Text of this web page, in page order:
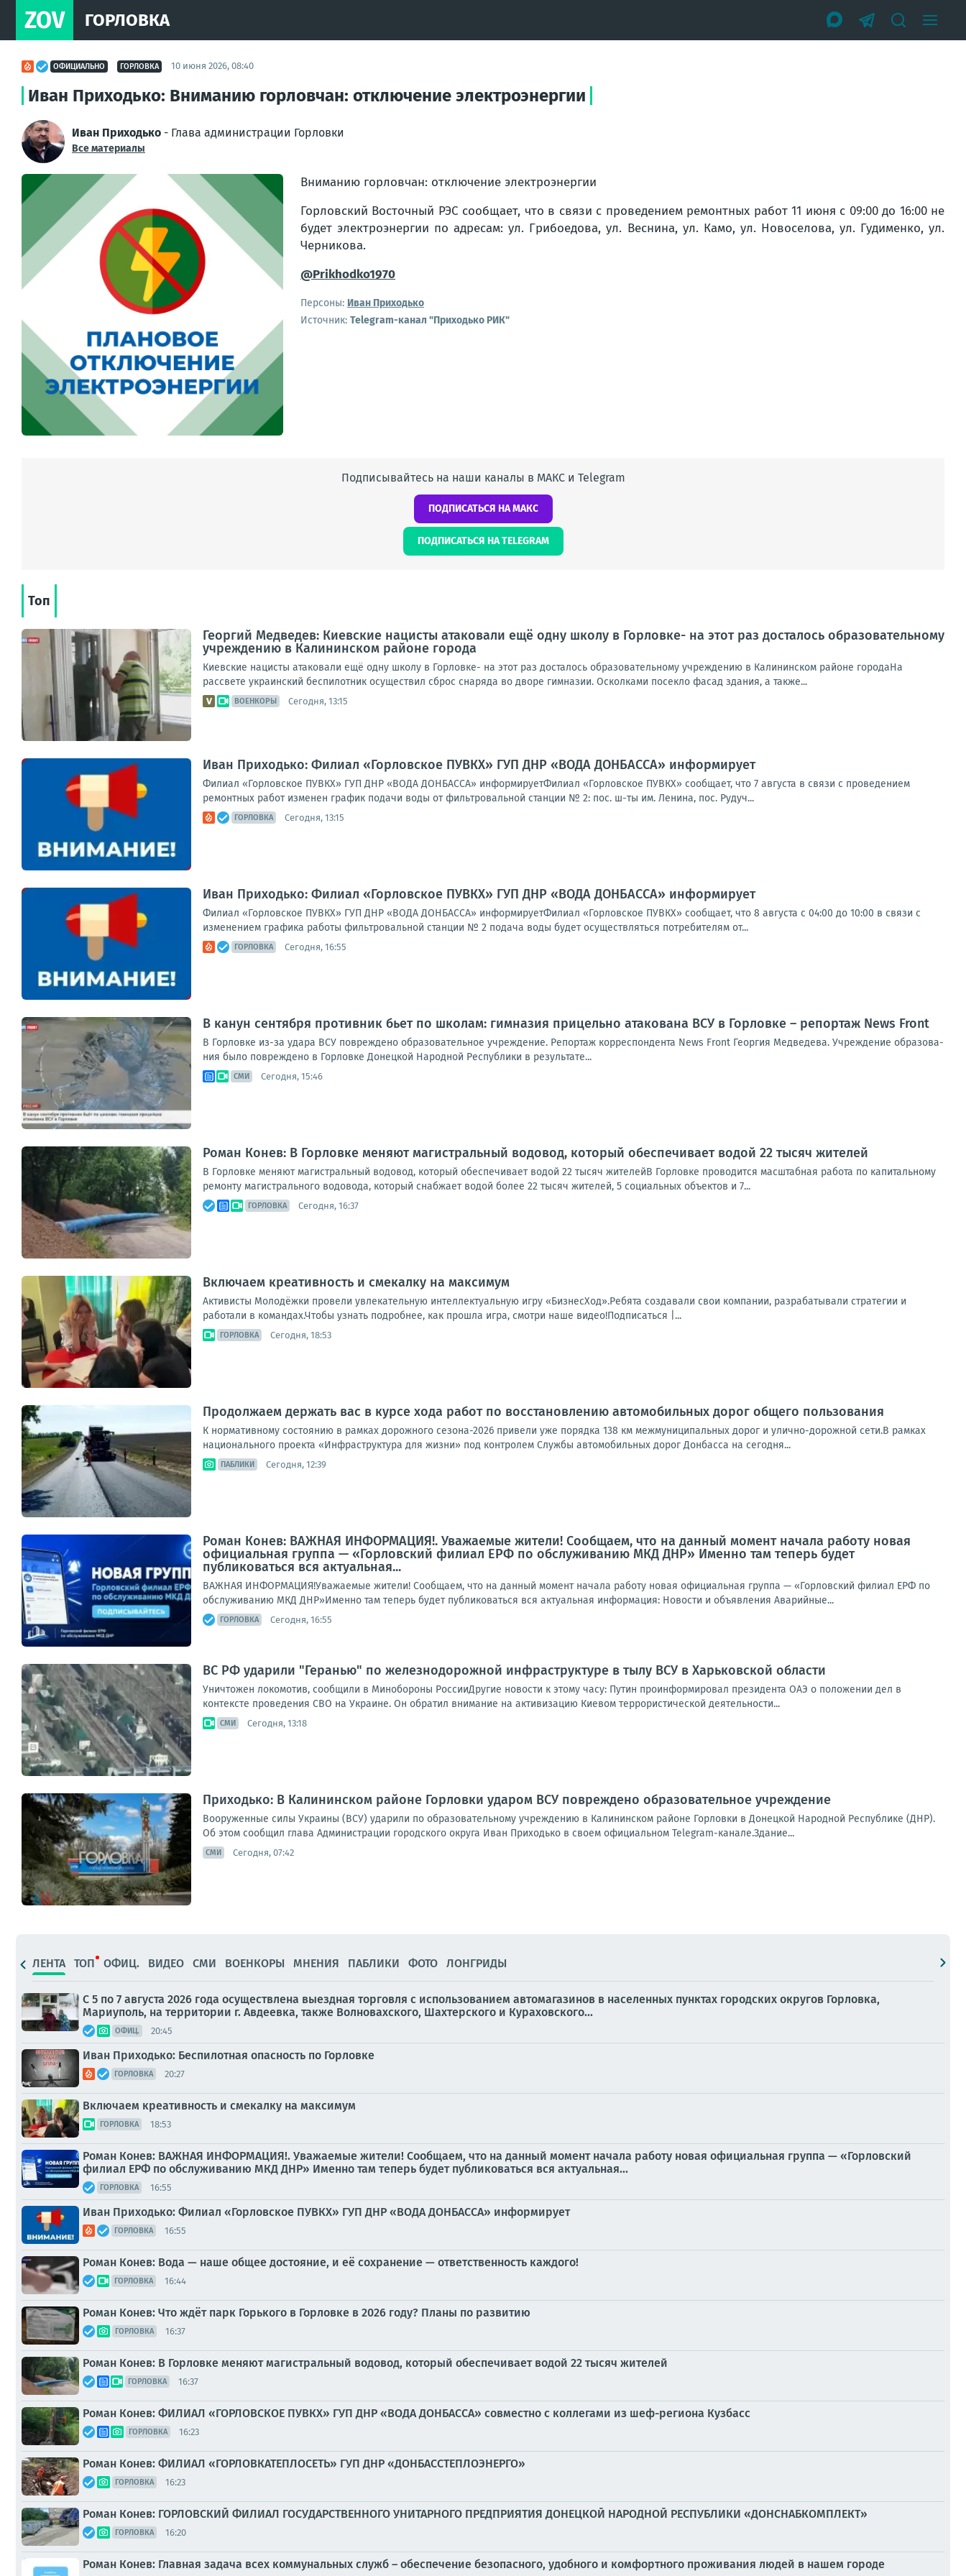
ZOV ГОРЛОВКА
ОФИЦИАЛЬНО ГОРЛОВКА 10 июня 2026, 08:40
Иван Приходько: Вниманию горловчан: отключение электроэнергии
Иван Приходько - Глава администрации Горловки
Все материалы
Вниманию горловчан: отключение электроэнергии
Горловский Восточный РЭС сообщает, что в связи с проведением ремонтных работ 11 июня с 09:00 до 16:00 не
будет электроэнергии по адресам: ул. Грибоедова, ул. Веснина, ул. Камо, ул. Новоселова, ул. Гудименко, ул.
Черникова.
@Prikhodko1970
Персоны: Иван Приходько
Источник: Telegram-канал "Приходько РИК"
Подписывайтесь на наши каналы в МАКС и Telegram
ПОДПИСАТЬСЯ НА МАКС
ПОДПИСАТЬСЯ НА TELEGRAM
Топ
Георгий Медведев: Киевские нацисты атаковали ещё одну школу в Горловке- на этот раз досталось образовательному
учреждению в Калининском районе города
Киевские нацисты атаковали ещё одну школу в Горловке- на этот раз досталось образовательному учреждению в Калининском районе городаНа
рассвете украинский беспилотник осуществил сброс снаряда во дворе гимназии. Осколками посекло фасад здания, а также...
ВОЕНКОРЫ Сегодня, 13:15
Иван Приходько: Филиал «Горловское ПУВКХ» ГУП ДНР «ВОДА ДОНБАССА» информирует
Филиал «Горловское ПУВКХ» ГУП ДНР «ВОДА ДОНБАССА» информируетФилиал «Горловское ПУВКХ» сообщает, что 7 августа в связи с проведением
ремонтных работ изменен график подачи воды от фильтровальной станции № 2: пос. ш-ты им. Ленина, пос. Рудуч...
ГОРЛОВКА Сегодня, 13:15
Иван Приходько: Филиал «Горловское ПУВКХ» ГУП ДНР «ВОДА ДОНБАССА» информирует
Филиал «Горловское ПУВКХ» ГУП ДНР «ВОДА ДОНБАССА» информируетФилиал «Горловское ПУВКХ» сообщает, что 8 августа с 04:00 до 10:00 в связи с
изменением графика работы фильтровальной станции № 2 подача воды будет осуществляться потребителям от...
ГОРЛОВКА Сегодня, 16:55
В канун сентября противник бьет по школам: гимназия прицельно атакована ВСУ в Горловке – репортаж News Front
В Гор­лов­ке из-за уда­ра ВСУ повре­жде­но обра­зо­ва­тель­ное учре­жде­ние. Репор­таж кор­ре­спон­ден­та News Front Геор­гия Мед­ве­де­ва. Учре­жде­ние обра­зо­ва­
ния было повре­жде­но в Гор­лов­ке Донец­кой Народ­ной Рес­пуб­ли­ки в резуль­та­те...
СМИ Сегодня, 15:46
Роман Конев: В Горловке меняют магистральный водовод, который обеспечивает водой 22 тысяч жителей
В Горловке меняют магистральный водовод, который обеспечивает водой 22 тысяч жителейВ Горловке проводится масштабная работа по капитальному
ремонту магистрального водовода, который снабжает водой более 22 тысяч жителей, 5 социальных объектов и 7...
ГОРЛОВКА Сегодня, 16:37
Включаем креативность и смекалку на максимум
Активисты Молодёжки провели увлекательную интеллектуальную игру «БизнесХод».Ребята создавали свои компании, разрабатывали стратегии и
работали в командах.Чтобы узнать подробнее, как прошла игра, смотри наше видео!Подписаться |...
ГОРЛОВКА Сегодня, 18:53
Продолжаем держать вас в курсе хода работ по восстановлению автомобильных дорог общего пользования
К нормативному состоянию в рамках дорожного сезона-2026 привели уже порядка 138 км межмуниципальных дорог и улично-дорожной сети.В рамках
национального проекта «Инфраструктура для жизни» под контролем Службы автомобильных дорог Донбасса на сегодня...
ПАБЛИКИ Сегодня, 12:39
Роман Конев: ВАЖНАЯ ИНФОРМАЦИЯ!. Уважаемые жители! Сообщаем, что на данный момент начала работу новая
официальная группа — «Горловский филиал ЕРФ по обслуживанию МКД ДНР» Именно там теперь будет
публиковаться вся актуальная...
ВАЖНАЯ ИНФОРМАЦИЯ!Уважаемые жители! Сообщаем, что на данный момент начала работу новая официальная группа — «Горловский филиал ЕРФ по
обслуживанию МКД ДНР»Именно там теперь будет публиковаться вся актуальная информация: Новости и объявления Аварийные...
ГОРЛОВКА Сегодня, 16:55
ВС РФ ударили "Геранью" по железнодорожной инфраструктуре в тылу ВСУ в Харьковской области
Уничтожен локомотив, сообщили в Минобороны РоссииДругие новости к этому часу: Путин проинформировал президента ОАЭ о положении дел в
контексте проведения СВО на Украине. Он обратил внимание на активизацию Киевом террористической деятельности...
СМИ Сегодня, 13:18
Приходько: В Калининском районе Горловки ударом ВСУ повреждено образовательное учреждение
Вооруженные силы Украины (ВСУ) ударили по образовательному учреждению в Калининском районе Горловки в Донецкой Народной Республике (ДНР).
Об этом сообщил глава Администрации городского округа Иван Приходько в своем официальном Telegram-канале.Здание...
СМИ Сегодня, 07:42
ЛЕНТА ТОП ОФИЦ. ВИДЕО СМИ ВОЕНКОРЫ МНЕНИЯ ПАБЛИКИ ФОТО ЛОНГРИДЫ
С 5 по 7 августа 2026 года осуществлена выездная торговля с использованием автомагазинов в населенных пунктах городских округов Горловка,
Мариуполь, на территории г. Авдеевка, также Волновахского, Шахтерского и Кураховского...
ОФИЦ. 20:45
Иван Приходько: Беспилотная опасность по Горловке
ГОРЛОВКА 20:27
Включаем креативность и смекалку на максимум
ГОРЛОВКА 18:53
Роман Конев: ВАЖНАЯ ИНФОРМАЦИЯ!. Уважаемые жители! Сообщаем, что на данный момент начала работу новая официальная группа — «Горловский
филиал ЕРФ по обслуживанию МКД ДНР» Именно там теперь будет публиковаться вся актуальная...
ГОРЛОВКА 16:55
Иван Приходько: Филиал «Горловское ПУВКХ» ГУП ДНР «ВОДА ДОНБАССА» информирует
ГОРЛОВКА 16:55
Роман Конев: Вода — наше общее достояние, и её сохранение — ответственность каждого!
ГОРЛОВКА 16:44
Роман Конев: Что ждёт парк Горького в Горловке в 2026 году? Планы по развитию
ГОРЛОВКА 16:37
Роман Конев: В Горловке меняют магистральный водовод, который обеспечивает водой 22 тысяч жителей
ГОРЛОВКА 16:37
Роман Конев: ФИЛИАЛ «ГОРЛОВСКОЕ ПУВКХ» ГУП ДНР «ВОДА ДОНБАССА» совместно с коллегами из шеф-региона Кузбасс
ГОРЛОВКА 16:23
Роман Конев: ФИЛИАЛ «ГОРЛОВКАТЕПЛОСЕТЬ» ГУП ДНР «ДОНБАССТЕПЛОЭНЕРГО»
ГОРЛОВКА 16:23
Роман Конев: ГОРЛОВСКИЙ ФИЛИАЛ ГОСУДАРСТВЕННОГО УНИТАРНОГО ПРЕДПРИЯТИЯ ДОНЕЦКОЙ НАРОДНОЙ РЕСПУБЛИКИ «ДОНСНАБКОМПЛЕКТ»
ГОРЛОВКА 16:20
Роман Конев: Главная задача всех коммунальных служб – обеспечение безопасного, удобного и комфортного проживания людей в нашем городе